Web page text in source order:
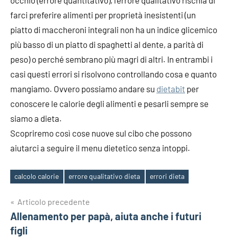
farci preferire alimenti per proprietà inesistenti (un
piatto di maccheroni integrali non ha un indice glicemico
più basso di un piatto di spaghetti al dente, a parità di
peso) o perché sembrano più magri di altri. In entrambi i
casi questi errori si risolvono controllando cosa e quanto
mangiamo. Ovvero possiamo andare su dietabit per
conoscere le calorie degli alimenti e pesarli sempre se
siamo a dieta.
Scopriremo così cose nuove sul cibo che possono
aiutarci a seguire il menu dietetico senza intoppi.
Tag
calcolo calorie errore qualitativo dieta errori dieta
Navigazione
articoli
Articolo precedente
Allenamento per papà, aiuta anche i futuri
figli